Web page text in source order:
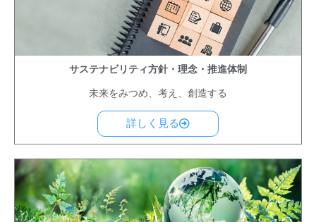
サステナビリティ方針・理念・推進体制
未来をみつめ、考え、創造する
詳しく見る